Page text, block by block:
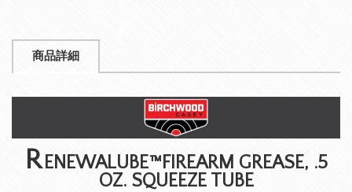
商品詳細
R ENEWALUBE™FIREARM GREASE, .5
OZ. SQUEEZE TUBE